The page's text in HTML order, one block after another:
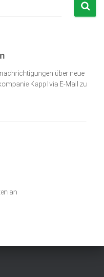
über neue
Kappl via E-Mail zu
an